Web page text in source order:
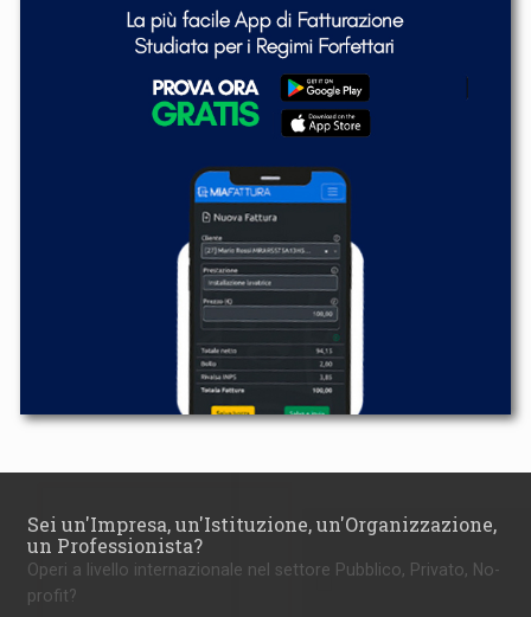
Sei un'Impresa, un'Istituzione, un'Organizzazione,
un Professionista?
Operi a livello internazionale nel settore Pubblico, Privato, No-
profit?